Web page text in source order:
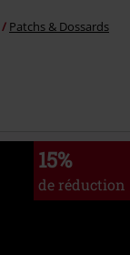
Patchs & Dossards
15%
de réduction